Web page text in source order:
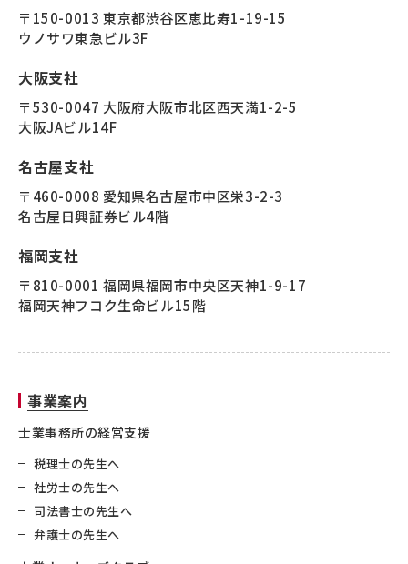
〒150-0013 東京都渋谷区恵比寿1-19-15
ウノサワ東急ビル3F
大阪支社
〒530-0047 大阪府大阪市北区西天満1-2-5
大阪JAビル14F
名古屋支社
〒460-0008 愛知県名古屋市中区栄3-2-3
名古屋日興証券ビル4階
福岡支社
〒810-0001 福岡県福岡市中央区天神1-9-17
福岡天神フコク生命ビル15階
事業案内
士業事務所の経営支援
税理士の先生へ
社労士の先生へ
司法書士の先生へ
弁護士の先生へ